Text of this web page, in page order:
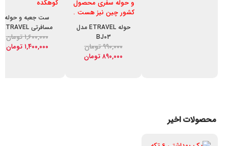
حوله ETRAVEL مدل
BJ03
۹۹۰,۰۰۰تومان
۸۹۰,۰۰۰تومان
ست جعبه و حوله
مسافرتی ETRAVEL
mjh02
۱,۶۰۰,۰۰۰تومان
۱,۴۰۰,۰۰۰ تومان
محصولات اخیر